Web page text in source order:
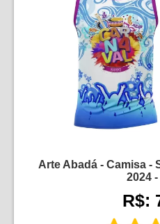
Arte Abadá - Camisa -
2024
R$: